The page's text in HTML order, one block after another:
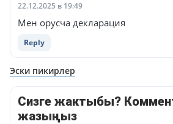
22.12.2025 в 19:49
Мен орусча декларация
Reply
Навигация
комментариям
Эски пикирлер
Сизге жактыбы?
жазыңыз